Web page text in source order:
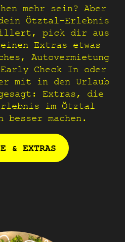
mehr sein? Aber
Ötztal-Erlebnis
pick dir aus
Extras etwas
Autovermietung
Check In oder
mit in den Urlaub
Extras, die
im Ötztal
besser machen.
& EXTRAS